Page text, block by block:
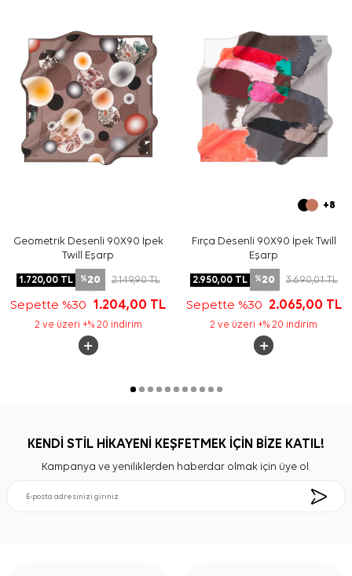
Yıkama ve bakım için ürün etiketindeki talimatları
izleyiniz. İpek ve hassas eşarp bakımında nazik temizlik
desteği içinAker İpek Eşarp Şampuanıtercih edebilirsiniz.
Sıkça Sorulan Sorular
Bu eşarbın kumaşı nedir?
Ürünün ölçüsü nedir?
Renk geçişi nasıl görünür?
Hangi kombinlerle kullanılabilir?
Geometrik Desenli 90X90 İpek
Twill Eşarp
1.720,00TL %20 2.149,90TL
Sepette %30 1.204,00 TL
2 ve üzeri +% 20 indirim
+8
Fırça Desenli 90X90 İpek Twill
Eşarp
2.950,00TL %20 3.690,01TL
Sepette %30 2.065,00 TL
2 ve üzeri +% 20 indirim
KENDİ STİL HİKAYENİ KEŞFETMEK İÇİN BİZE KATIL!
Kampanya ve yeniliklerden haberdar olmak için üye ol.